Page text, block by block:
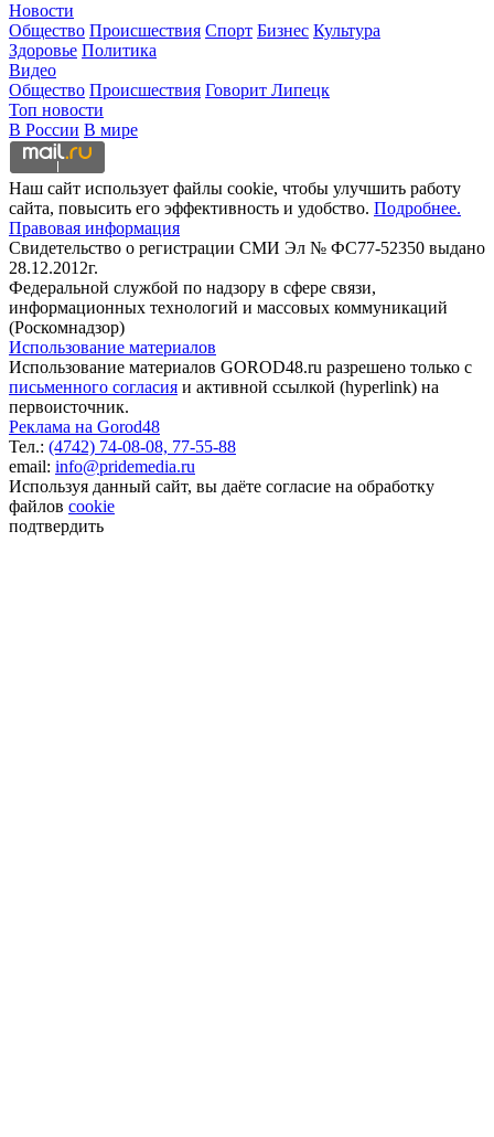
Новости
Общество Происшествия Спорт Бизнес Культура
Здоровье Политика
Видео
Общество Происшествия Говорит Липецк
Топ новости
В России В мире
Наш сайт использует файлы cookie, чтобы улучшить работу
сайта, повысить его эффективность и удобство. Подробнее.
Правовая информация
Свидетельство о регистрации СМИ Эл № ФС77-52350 выдано
28.12.2012г.
Федеральной службой по надзору в сфере связи,
информационных технологий и массовых коммуникаций
(Роскомнадзор)
Использование материалов
Использование материалов GOROD48.ru разрешено только с
письменного согласия и активной ссылкой (hyperlink) на
первоисточник.
Реклама на Gorod48
Тел.: (4742) 74-08-08, 77-55-88
email: info@pridemedia.ru
Используя данный сайт, вы даёте согласие на обработку
файлов cookie
подтвердить